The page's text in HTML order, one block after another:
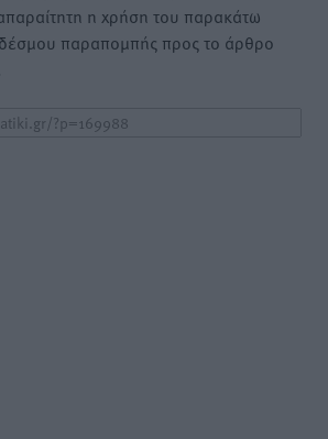
απαραίτητη η χρήση του παρακάτω
παραπομπής προς το άρθρο